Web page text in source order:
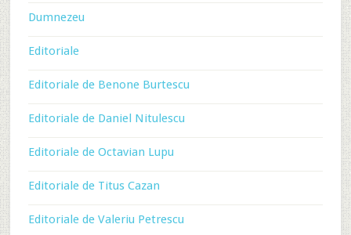
Dumnezeu
Editoriale
Editoriale de Benone Burtescu
Editoriale de Daniel Nitulescu
Editoriale de Octavian Lupu
Editoriale de Titus Cazan
Editoriale de Valeriu Petrescu